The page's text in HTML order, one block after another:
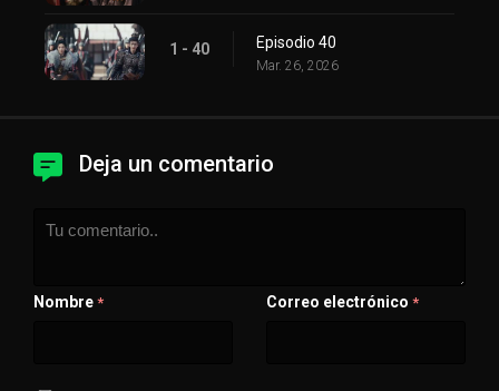
1 - 40 Episodio 40
Mar. 26, 2026
Deja un comentario
Nombre * Correo electrónico *